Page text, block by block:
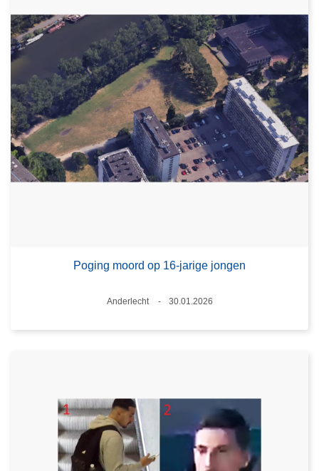
Poging moord op 16-jarige jongen
Plaats
Anderlecht
30.01.2026